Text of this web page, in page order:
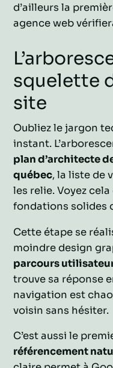
d’ailleurs la
agence web
squelette
site
Oubliez le jargon
instant.
plan d’architecte
québec, la liste de
les relie. Voyez
fondations solides
Cette étape se
moindre design
parcours
trouve sa réponse
navigation est
voisin sans hésiter.
C’est aussi le
référencement